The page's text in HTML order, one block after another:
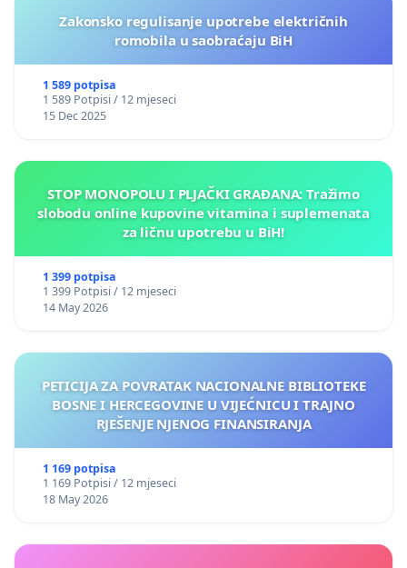
Zakonsko regulisanje upotrebe električnih
romobila u saobraćaju BiH
1 589 potpisa
1 589 Potpisi / 12 mjeseci
15 Dec 2025
STOP MONOPOLU I PLJAČKI GRAĐANA: Tražimo
slobodu online kupovine vitamina i suplemenata
za ličnu upotrebu u BiH!
1 399 potpisa
1 399 Potpisi / 12 mjeseci
14 May 2026
PETICIJA ZA POVRATAK NACIONALNE BIBLIOTEKE
BOSNE I HERCEGOVINE U VIJEĆNICU I TRAJNO
RJEŠENJE NJENOG FINANSIRANJA
1 169 potpisa
1 169 Potpisi / 12 mjeseci
18 May 2026